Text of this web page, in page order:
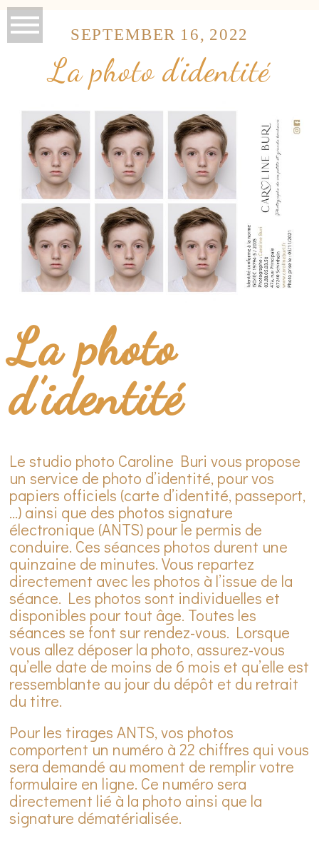
SEPTEMBER 16, 2022
La photo d’identité
La photo
d’identité
Le studio photo Caroline Buri vous propose
un service de photo d’identité, pour vos
papiers officiels (carte d’identité, passeport,
…) ainsi que des photos signature
électronique (ANTS) pour le permis de
conduire. Ces séances photos durent une
quinzaine de minutes. Vous repartez
directement avec les photos à l’issue de la
séance. Les photos sont individuelles et
disponibles pour tout âge. Toutes les
séances se font sur rendez-vous. Lorsque
vous allez déposer la photo, assurez-vous
qu’elle date de moins de 6 mois et qu’elle est
ressemblante au jour du dépôt et du retrait
du titre.
Pour les tirages ANTS, vos photos
comportent un numéro à 22 chiffres qui vous
sera demandé au moment de remplir votre
formulaire en ligne. Ce numéro sera
directement lié à la photo ainsi que la
signature dématérialisée.